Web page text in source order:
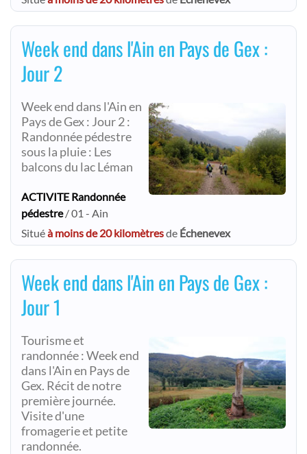
Week end dans l'Ain en Pays de Gex :
Jour 2
Week end dans l'Ain en
Pays de Gex : Jour 2 :
Randonnée pédestre
sous la pluie : Les
balcons du lac Léman
ACTIVITE Randonnée
pédestre/ 01 - Ain
Situéà moins de 20 kilomètresde Échenevex
Week end dans l'Ain en Pays de Gex :
Jour 1
Tourisme et
randonnée : Week end
dans l'Ain en Pays de
Gex. Récit de notre
première journée.
Visite d'une
fromagerie et petite
randonnée.